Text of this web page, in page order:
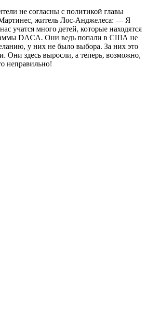
не согласны с политикой главы
житель Лос-Анджелеса: — Я
учатся много детей, которые находятся
DACA. Они ведь попали в США не
у них не было выбора. За них это
Они здесь выросли, а теперь, возможно,
неправильно!